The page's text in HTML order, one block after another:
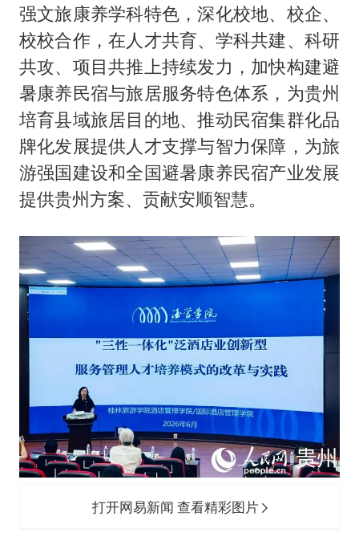
强文旅康养学科特色，深化校地、校企、
校校合作，在人才共育、学科共建、科研
共攻、项目共推上持续发力，加快构建避
暑康养民宿与旅居服务特色体系，为贵州
培育县域旅居目的地、推动民宿集群化品
牌化发展提供人才支撑与智力保障，为旅
游强国建设和全国避暑康养民宿产业发展
提供贵州方案、贡献安顺智慧。
打开网易新闻 查看精彩图片